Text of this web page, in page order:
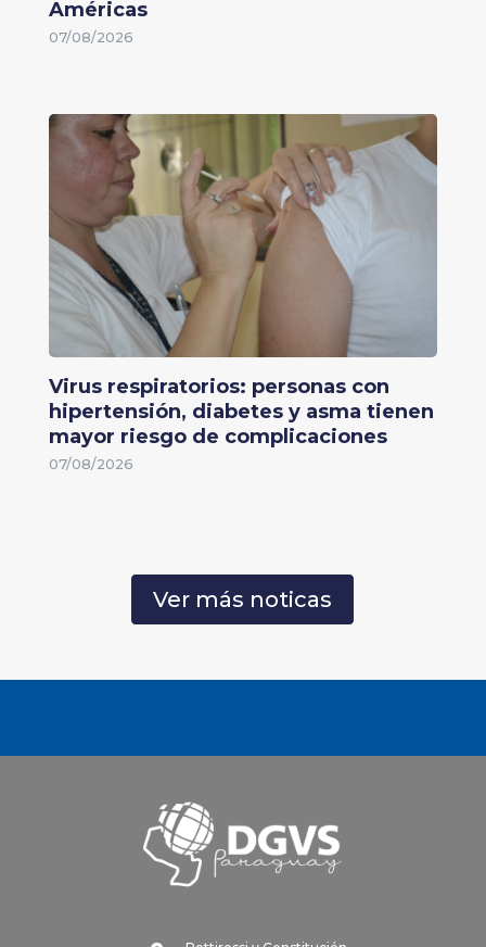
Américas
07/08/2026
Virus respiratorios: personas con
hipertensión, diabetes y asma tienen
mayor riesgo de complicaciones
07/08/2026
Ver más noticas